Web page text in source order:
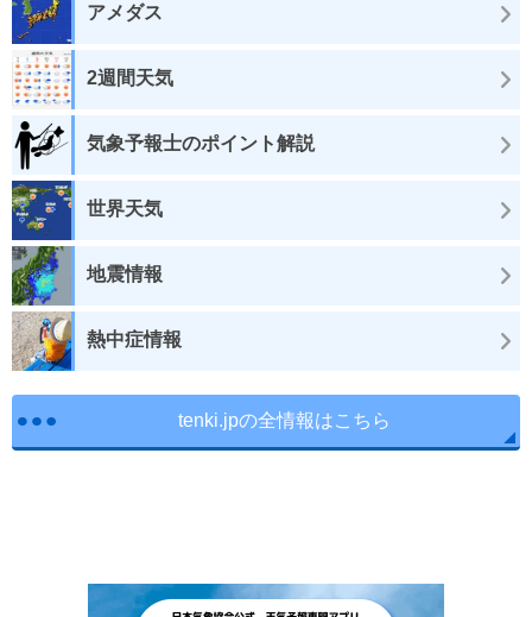
アメダス
2週間天気
気象予報士のポイント解説
世界天気
地震情報
熱中症情報
tenki.jpの全情報はこちら